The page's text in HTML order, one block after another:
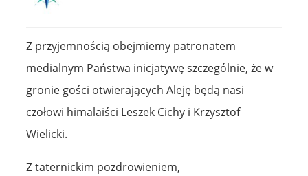
Z przyjemnością obejmiemy patronatem
medialnym Państwa inicjatywę szczególnie, że w
gronie gości otwierających Aleję będą nasi
czołowi himalaiści Leszek Cichy i Krzysztof
Wielicki.
Z taternickim pozdrowieniem,